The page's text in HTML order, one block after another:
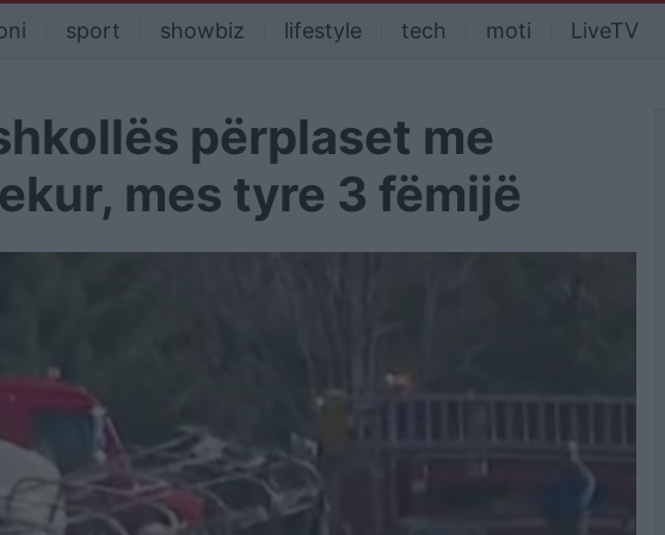
sport showbiz lifestyle tech moti LiveTV
përplaset me
mes tyre 3 fëmijë